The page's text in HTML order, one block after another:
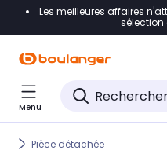
Accéder directement à
Accéder directement au
Accéder directement au
Les meilleures affaires
sélection
Menu
Pièce détachée